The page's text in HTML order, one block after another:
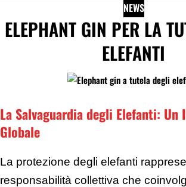
NEWS
ELEPHANT GIN PER LA
ELEFANTI
La Salvaguardia degli Elefanti: Un
Globale
La protezione degli elefanti
responsabilità collettiva che